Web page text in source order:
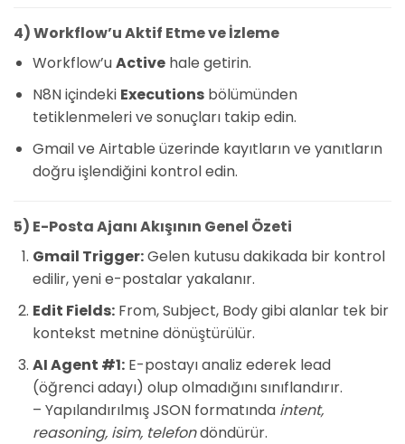
4) Workflow’u Aktif Etme ve İzleme
Workflow’uActivehale getirin.
N8N içindeki Executionsbölümünden
tetiklenmeleri ve sonuçları takip edin.
Gmail ve Airtable üzerinde kayıtların ve yanıtların
doğru işlendiğini kontrol edin.
5) E-Posta Ajanı Akışının Genel Özeti
Gmail Trigger:Gelen kutusu dakikada bir kontrol
edilir, yeni e-postalar yakalanır.
Edit Fields:From, Subject, Body gibi alanlar tek bir
kontekst metnine dönüştürülür.
AI Agent #1:E-postayı analiz ederek lead
(öğrenci adayı) olup olmadığını sınıflandırır.
– Yapılandırılmış JSON formatında intent,
reasoning, isim, telefondöndürür.